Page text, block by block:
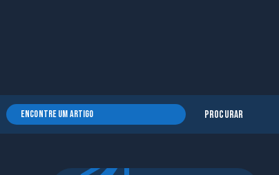
Procurar